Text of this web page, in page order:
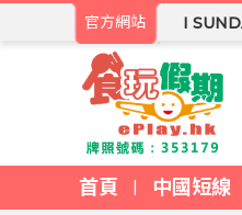
官方網站 I
首頁 | 中國短線